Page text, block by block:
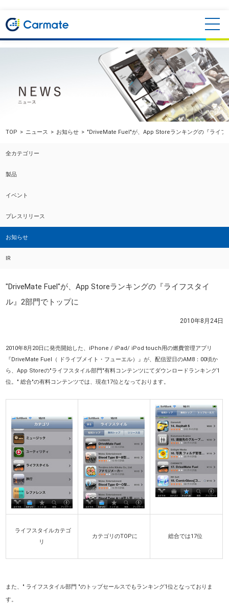
TOP ニュース お知らせ "DriveMate Fuel"が、App Storeランキングの『ライフ
全カテゴリー
製品
イベント
プレスリリース
お知らせ
IR
"DriveMate Fuel"が、App Storeランキングの『ライフスタイ
ル』2部門でトップに
2010年8月24日
2010年8月20日に発売開始した、iPhone / iPad/ iPod touch用の燃費管理アプリ
『DriveMate Fuel（ ドライブメイト・フューエル）』が、配信翌日のAM8：00頃か
ら、App Storeの"ライフスタイル部門"有料コンテンツにてダウンロードランキング1
位。" 総合"の有料コンテンツでは、現在17位となっております。
ライフスタイルカテゴ
リ
カテゴリのTOPに 総合では17位
また、" ライフスタイル部門 "のトップセールスでもランキング1位となっておりま
す。